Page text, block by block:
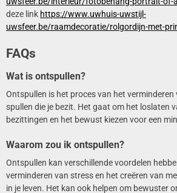
deze link https://www.uwhuis-uwstijl-
uwsfeer.be/raamdecoratie/rolgordijn-met-
FAQs
Wat is ontspullen?
Ontspullen is het proces van het verminderen
spullen die je bezit. Het gaat om het loslaten
bezittingen en het bewust kiezen voor een
Waarom zou ik ontspullen?
Ontspullen kan verschillende voordelen
verminderen van stress en het creëren van
in je leven. Het kan ook helpen om bewuster